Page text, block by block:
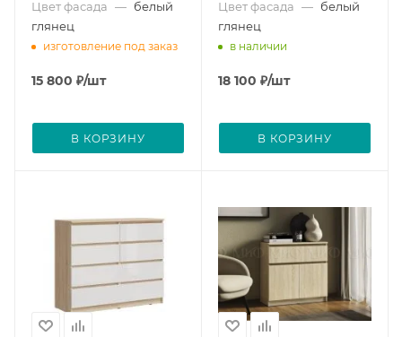
Цвет фасада — белый
глянец
изготовление под заказ
15 800 ₽/шт
В КОРЗИНУ
Цвет фасада — белый
глянец
в наличии
18 100 ₽/шт
В КОРЗИНУ